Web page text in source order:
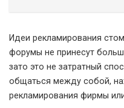
Идеи рекламирования
форумы не принесут
зато это не затратный
общаться между собой,
рекламирования фирмы